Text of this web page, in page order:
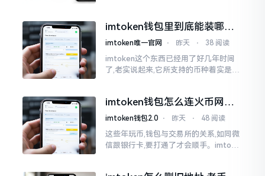
imtoken钱包里到底能装哪些
币？一文讲清楚
imtoken唯一官网 ⋅ 昨天 ⋅ 38 阅读
imtoken这个东西已经用了好几年时间
了,老实说起来,它所支持的币种着实是非
到各种币种布满屏幕后
imtoken钱包怎么连火币网？
老玩家手把手教你
imtoken钱包2.0 ⋅ 昨天 ⋅ 48 阅读
这些年玩币,钱包与交易所的关系,如同微
信跟银行卡,要打通了才会顺手。imtoke